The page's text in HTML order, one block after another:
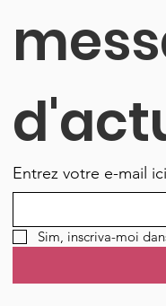
Entrez votre e-mail ici
Sim, inscriva-moi